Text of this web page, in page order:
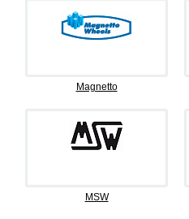
Magnetto
MSW